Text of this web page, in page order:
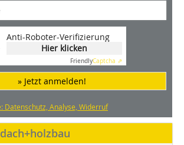
Anti-Roboter-Verifizierung
Hier klicken
FriendlyCaptcha ⇗
» Jetzt anmelden!
Datenschutz, Analyse, Widerruf